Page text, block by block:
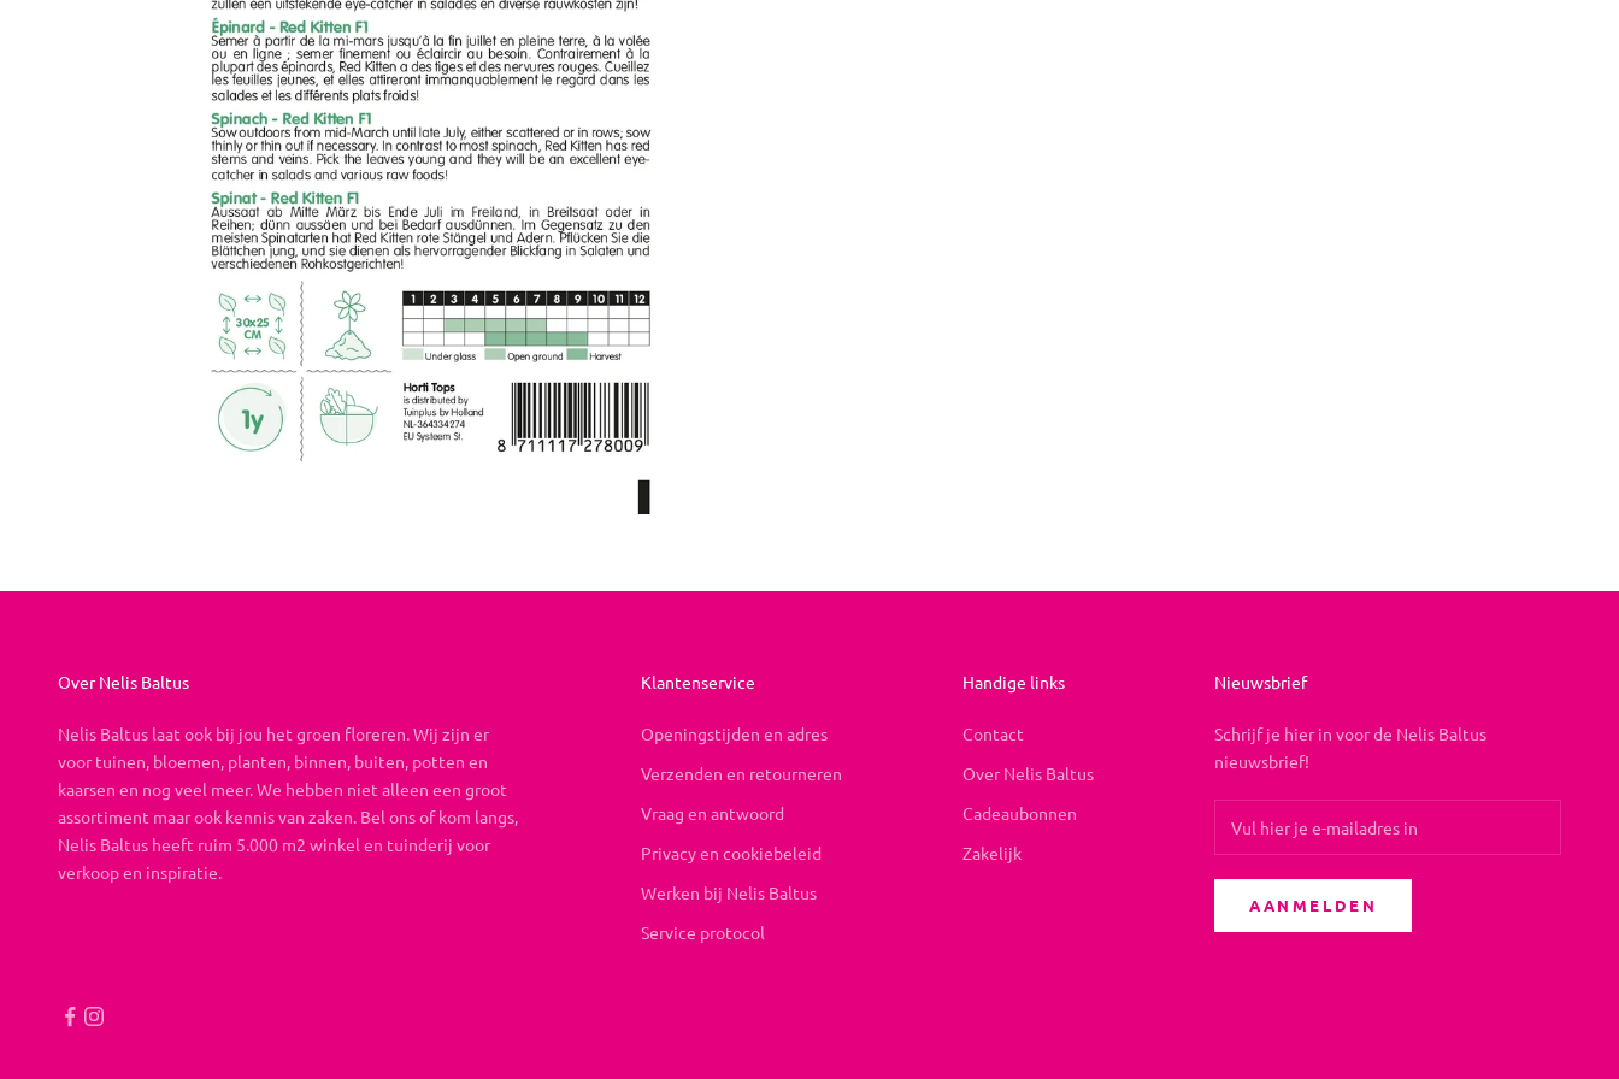
Over Nelis Baltus
Nelis Baltus laat ook bij jou het groen floreren. Wij zijn er
voor tuinen, bloemen, planten, binnen, buiten, potten en
kaarsen en nog veel meer. We hebben niet alleen een groot
assortiment maar ook kennis van zaken. Bel ons of kom langs,
Nelis Baltus heeft ruim 5.000 m2 winkel en tuinderij voor
verkoop en inspiratie.
Klantenservice
Openingstijden en adres
Verzenden en retourneren
Vraag en antwoord
Privacy en cookiebeleid
Werken bij Nelis Baltus
Service protocol
Handige links
Contact
Over Nelis Baltus
Cadeaubonnen
Zakelijk
Nieuwsbrief
Schrijf je hier in voor de Nelis Baltus
nieuwsbrief!
AANMELDEN